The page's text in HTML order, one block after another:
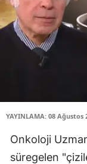
YAYINLAMA: 08 Ağustos
Onkoloji
süregelen